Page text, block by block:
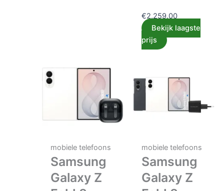
€2,259.00
Bekijk laagste
prijs
mobiele telefoons
Samsung
Galaxy Z
mobiele telefoons
Samsung
Galaxy Z